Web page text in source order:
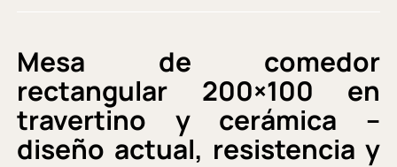
Mesa de comedor
rectangular 200×100 en
travertino y cerámica –
diseño actual, resistencia y